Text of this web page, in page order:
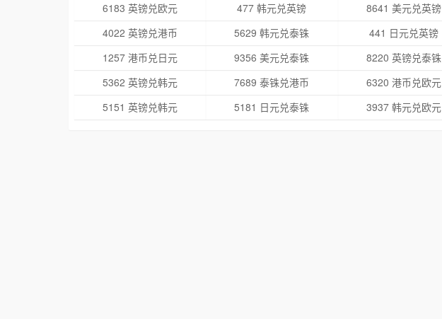
6183 英镑兑欧元 477 韩元兑英镑 8641 美元兑英镑
4022 英镑兑港币
5629 韩元兑泰铢 441 日元兑英镑
1257 港币兑日元
9356 美元兑泰铢 8220 英镑兑泰铢
5362 英镑兑韩元
7689 泰铢兑港币 6320 港币兑欧元
5151 英镑兑韩元
5181 日元兑泰铢 3937 韩元兑欧元